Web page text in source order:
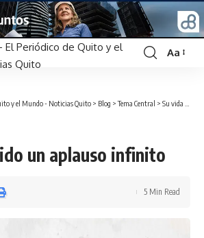
Font
Aa
y el Mundo - Noticias Quito > Blog >Tema Central > Su vida ha sido un aplauso infinito
un aplauso infinito
5 Min Read